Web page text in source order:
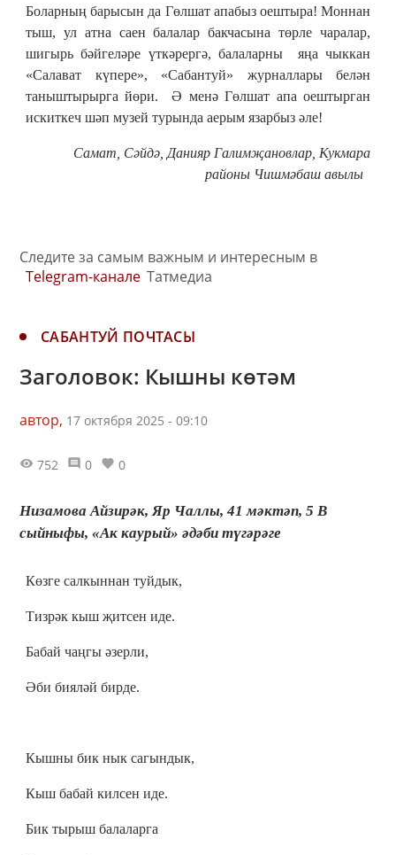
Боларның барысын да Гөлшат апабыз оештыра! Моннан
тыш, ул атна саен балалар бакчасына төрле чаралар,
шигырь бәйгеләре үткәрергә, балаларны яңа чыккан
«Салават күпере», «Сабантуй» журналлары белән
таныштырырга йөри. Ә менә Гөлшат апа оештырган
искиткеч шәп музей турында аерым язарбыз әле!
Самат, Сәйдә, Данияр Галимҗановлар, Кукмара
районы Чишмәбаш авылы
Следите за самым важным и интересным в
Telegram-канале Татмедиа
САБАНТУЙ ПОЧТАСЫ
Заголовок: Кышны көтәм
автор, 17 октября 2025 - 09:10
752 0 0
Низамова Айзирәк, Яр Чаллы, 41 мәктәп, 5 В
сыйныфы, «Ак каурый» әдәби түгәрәге
Көзге салкыннан туйдык,
Тизрәк кыш җитсен иде.
Бабай чаңгы әзерли,
Әби бияләй бирде.
Кышны бик нык сагындык,
Кыш бабай килсен иде.
Бик тырыш балаларга